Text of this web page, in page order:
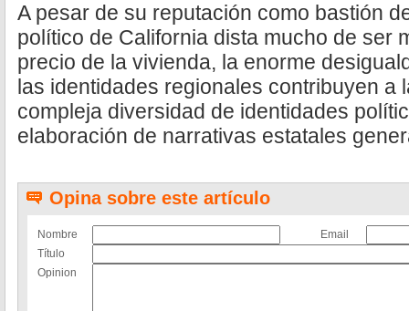
A pesar de su reputación como bastión
político de California dista mucho de ser
precio de la vivienda, la enorme
las identidades regionales contribuyen a
compleja diversidad de identidades
elaboración de narrativas estatales
Opina sobre este artículo
Nombre
Email
Título
Opinion